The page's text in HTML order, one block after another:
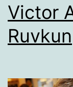
Victor
Ruvkun